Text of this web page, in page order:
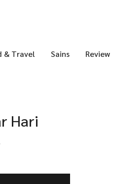
& Travel Sains Review
Hari